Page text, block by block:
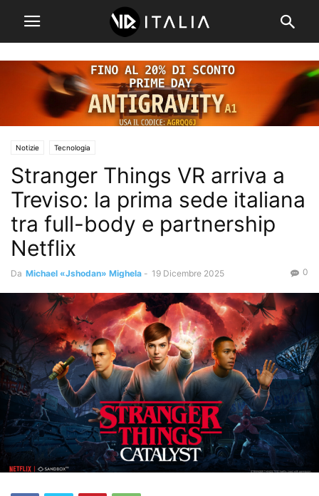
Notizie Tecnologia
Stranger Things VR arriva a
Treviso: la prima sede italiana
tra full-body e partnership
Netflix
Da Michael «Jshodan» Mighela - 19 Dicembre 2025 0